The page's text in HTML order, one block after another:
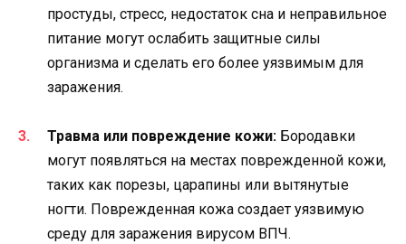
простуды, стресс, недостаток сна и неправильное
питание могут ослабить защитные силы
организма и сделать его более уязвимым для
заражения.
Травма или повреждение кожи: Бородавки
могут появляться на местах поврежденной кожи,
таких как порезы, царапины или вытянутые
ногти. Поврежденная кожа создает уязвимую
среду для заражения вирусом ВПЧ.